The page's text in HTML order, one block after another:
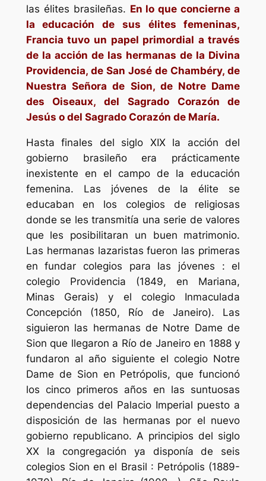
las élites brasileñas. En lo que concierne a
la educación de sus élites femeninas,
Francia tuvo un papel primordial a través
de la acción de las hermanas de la Divina
Providencia, de San José de Chambéry, de
Nuestra Señora de Sion, de Notre Dame
des Oiseaux, del Sagrado Corazón de
Jesús o del Sagrado Corazón de María.
Hasta finales del siglo XIX la acción del
gobierno brasileño era prácticamente
inexistente en el campo de la educación
femenina. Las jóvenes de la élite se
educaban en los colegios de religiosas
donde se les transmitía una serie de valores
que les posibilitaran un buen matrimonio.
Las hermanas lazaristas fueron las primeras
en fundar colegios para las jóvenes : el
colegio Providencia (1849, en Mariana,
Minas Gerais) y el colegio Inmaculada
Concepción (1850, Río de Janeiro). Las
siguieron las hermanas de Notre Dame de
Sion que llegaron a Río de Janeiro en 1888 y
fundaron al año siguiente el colegio Notre
Dame de Sion en Petrópolis, que funcionó
los cinco primeros años en las suntuosas
dependencias del Palacio Imperial puesto a
disposición de las hermanas por el nuevo
gobierno republicano. A principios del siglo
XX la congregación ya disponía de seis
colegios Sion en el Brasil : Petrópolis (1889-